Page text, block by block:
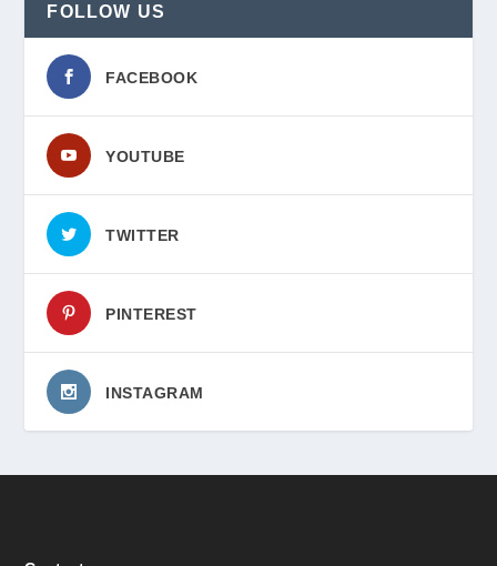
FOLLOW US
FACEBOOK
YOUTUBE
TWITTER
PINTEREST
INSTAGRAM